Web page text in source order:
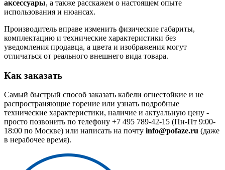
аксессуары, а также расскажем о настоящем опыте
использования и нюансах.
Производитель вправе изменить физические габариты,
комплектацию и технические характеристики без
уведомления продавца, а цвета и изображения могут
отличаться от реального внешнего вида товара.
Как заказать
Самый быстрый способ заказать кабели огнестойкие и не
распространяющие горение или узнать подробные
технические характеристики, наличие и актуальную цену -
просто позвонить по телефону +7 495 789-42-15 (Пн-Пт 9:00-
18:00 по Москве) или написать на почту info@pofaze.ru (даже
в нерабочее время).